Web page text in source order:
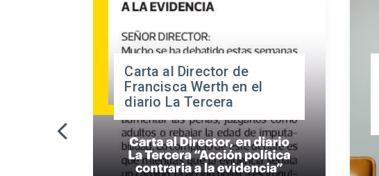
Carta al Director de
Francisca Werth en el
diario La Tercera